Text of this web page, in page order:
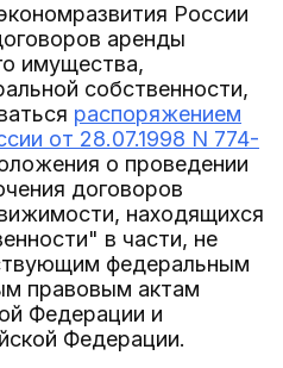
России
аренды
имущества,
собственности,
распоряжением
от 28.07.1998 N 774-
о проведении
договоров
находящихся
в части, не
федеральным
правовым актам
Федерации и
Федерации.